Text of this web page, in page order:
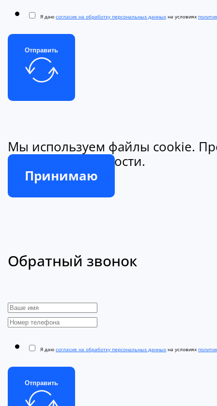
Я даю согласие на обработку персональных данных на условиях
Отправить
Мы используем файлы cookie.
конфиденциальности.
Принимаю
Обратный звонок
Я даю согласие на обработку персональных данных на условиях
Отправить